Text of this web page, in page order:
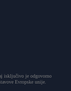
isključivo je odgovorno
Evropske unije.